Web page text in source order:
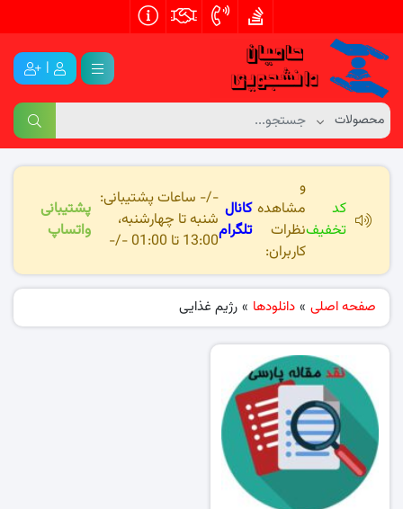
|
کد
تخفیف
و
مشاهده
نظرات
کاربران:
کانال
تلگرام
-/- ساعات پشتیبانی:
شنبه تا چهارشنبه،
13:00 تا 01:00 -/-
پشتیبانی
واتساپ
صفحه اصلی » دانلودها » رژیم غذایی